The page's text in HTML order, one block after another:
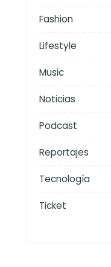
Fashion
Lifestyle
Music
Noticias
Podcast
Reportajes
Tecnología
Ticket